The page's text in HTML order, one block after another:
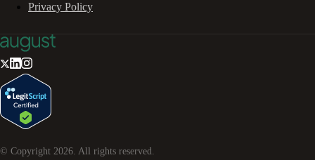
Privacy Policy
© Copyright 2026 . All rights reserved.